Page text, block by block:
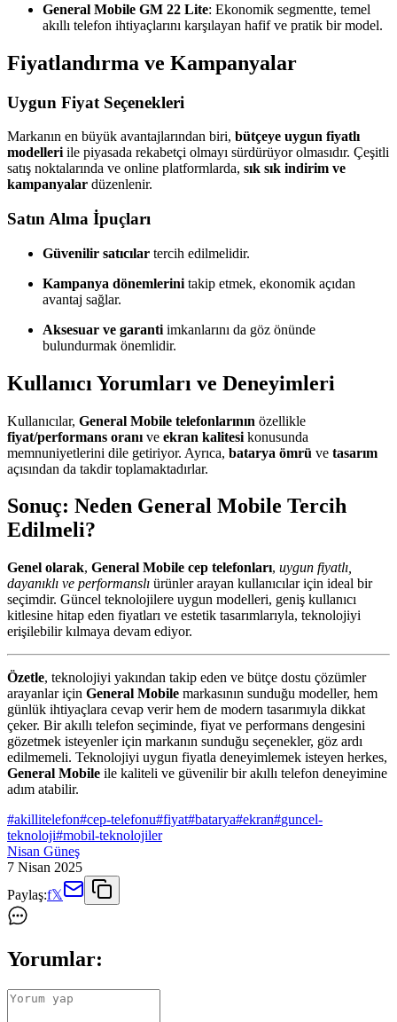
General Mobile GM 22 Lite: Ekonomik segmentte, temel
akıllı telefon ihtiyaçlarını karşılayan hafif ve pratik bir model.
Fiyatlandırma ve Kampanyalar
Uygun Fiyat Seçenekleri
Markanın en büyük avantajlarından biri, bütçeye uygun fiyatlı
modelleri ile piyasada rekabetçi olmayı sürdürüyor olmasıdır. Çeşitli
satış noktalarında ve online platformlarda, sık sık indirim ve
kampanyalar düzenlenir.
Satın Alma İpuçları
Güvenilir satıcılar tercih edilmelidir.
Kampanya dönemlerini takip etmek, ekonomik açıdan
avantaj sağlar.
Aksesuar ve garanti imkanlarını da göz önünde
bulundurmak önemlidir.
Kullanıcı Yorumları ve Deneyimleri
Kullanıcılar, General Mobile telefonlarının özellikle
fiyat/performans oranı ve ekran kalitesi konusunda
memnuniyetlerini dile getiriyor. Ayrıca, batarya ömrü ve tasarım
açısından da takdir toplamaktadırlar.
Sonuç: Neden General Mobile Tercih
Edilmeli?
Genel olarak, General Mobile cep telefonları, uygun fiyatlı,
dayanıklı ve performanslı ürünler arayan kullanıcılar için ideal bir
seçimdir. Güncel teknolojilere uygun modelleri, geniş kullanıcı
kitlesine hitap eden fiyatları ve estetik tasarımlarıyla, teknolojiyi
erişilebilir kılmaya devam ediyor.
Özetle, teknolojiyi yakından takip eden ve bütçe dostu çözümler
arayanlar için General Mobile markasının sunduğu modeller, hem
günlük ihtiyaçlara cevap verir hem de modern tasarımıyla dikkat
çeker. Bir akıllı telefon seçiminde, fiyat ve performans dengesini
gözetmek isteyenler için markanın sunduğu seçenekler, göz ardı
edilmemeli. Teknolojiyi uygun fiyatla deneyimlemek isteyen herkes,
General Mobile ile kaliteli ve güvenilir bir akıllı telefon deneyimine
adım atabilir.
#akillitelefon#cep-telefonu#fiyat#batarya#ekran#guncel-
teknoloji#mobil-teknolojiler
Nisan Güneş
7 Nisan 2025
Paylaş:f𝕏
Yorumlar: